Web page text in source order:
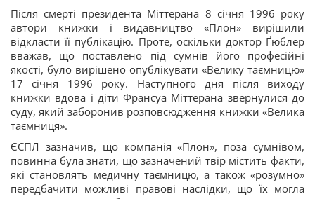
Після смерті президента Міттерана 8 січня 1996 року
автори книжки і видавництво «Плон» вирішили
відкласти її публікацію. Проте, оскільки доктор Ґюблер
вважав, що поставлено під сумнів його професійні
якості, було вирішено опублікувати «Велику таємницю»
17 січня 1996 року. Наступного дня після виходу
книжки вдова і діти Франсуа Міттерана звернулися до
суду, який заборонив розповсюдження книжки «Велика
таємниця».
ЄСПЛ зазначив, що компанія «Плон», поза сумнівом,
повинна була знати, що зазначений твір містить факти,
які становлять медичну таємницю, а також «розумно»
передбачити можливі правові наслідки, що їх могла